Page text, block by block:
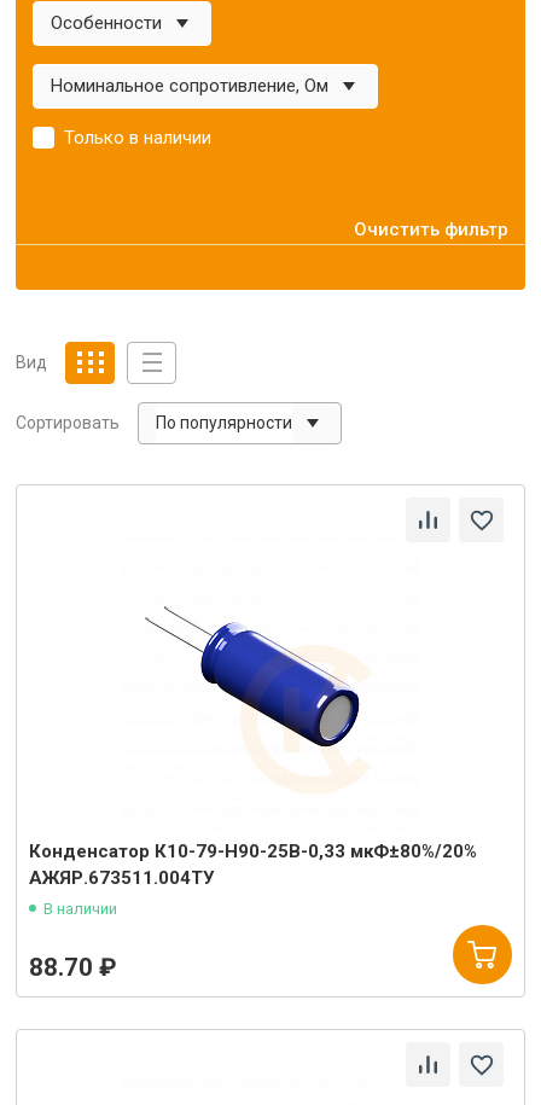
Особенности
Номинальное сопротивление, Ом
Только в наличии
Очистить фильтр
Вид
Сортировать По популярности
Конденсатор К10-79-Н90-25В-0,33 мкФ±80%/20%
АЖЯР.673511.004ТУ
В наличии
88.70 ₽